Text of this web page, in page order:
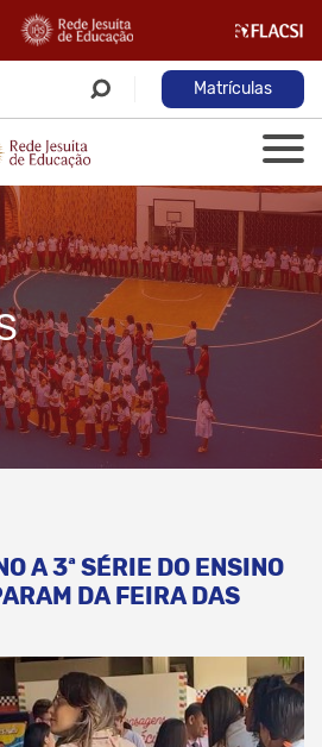
Matrículas
A 3ª SÉRIE DO ENSINO
DA FEIRA DAS